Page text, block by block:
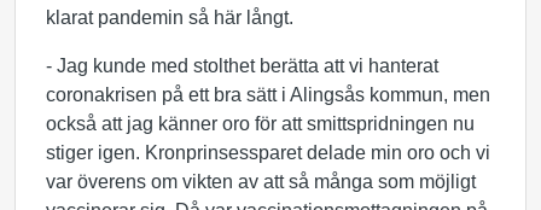
klarat pandemin så här långt.
- Jag kunde med stolthet berätta att vi hanterat
coronakrisen på ett bra sätt i Alingsås kommun, men
också att jag känner oro för att smittspridningen nu
stiger igen. Kronprinsessparet delade min oro och vi
var överens om vikten av att så många som möjligt